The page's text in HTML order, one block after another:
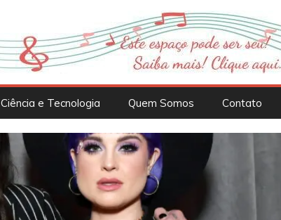
Ciência e Tecnologia Quem Somos Contato